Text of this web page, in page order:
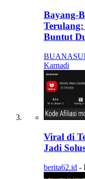
Bayang-
Buntut
Karnadi
Viral di
Jadi
berita62.id -